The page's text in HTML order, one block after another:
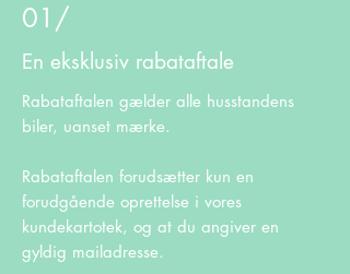
01/
En eksklusiv rabataftale
Rabataftalen gælder alle husstandens
biler, uanset mærke.
Rabataftalen forudsætter kun en
forudgående oprettelse i vores
kundekartotek, og at du angiver en
gyldig mailadresse.